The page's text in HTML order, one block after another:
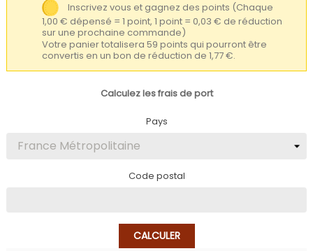
Inscrivez vous et gagnez des points (Chaque
1,00 € dépensé = 1 point, 1 point = 0,03 € de réduction
sur une prochaine commande)
Votre panier totalisera 59 points qui pourront être
convertis en un bon de réduction de 1,77 €.
Calculez les frais de port
Pays
Code postal
CALCULER